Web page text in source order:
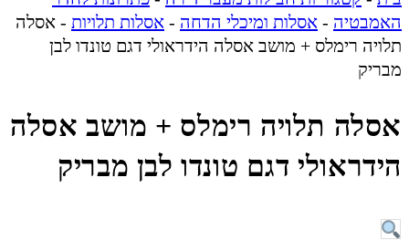
האמבטיה - אסלות ומיכלי הדחה - אסלות תלויות - אסלה
תלויה רימלס + מושב אסלה הידראולי דגם טונדו לבן
מבריק
אסלה תלויה רימלס + מושב אסלה
הידראולי דגם טונדו לבן מבריק